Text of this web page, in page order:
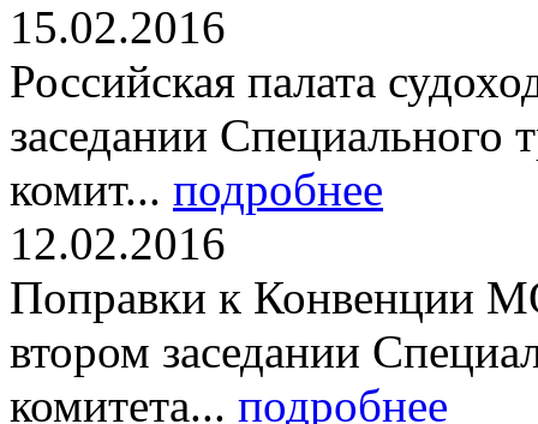
15.02.2016
Российская палата
заседании Специального
комит... подробнее
12.02.2016
Поправки к Конвенции
втором заседании
комитета... подробнее